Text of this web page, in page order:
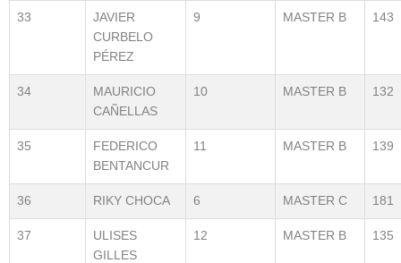
33
JAVIER
CURBELO
PÉREZ
9 MASTER B 143
34
MAURICIO
CAÑELLAS
10 MASTER B 132
35
FEDERICO
BENTANCUR
11 MASTER B 139
36 RIKY CHOCA 6 MASTER C 181
37
ULISES
GILLES
12 MASTER B 135